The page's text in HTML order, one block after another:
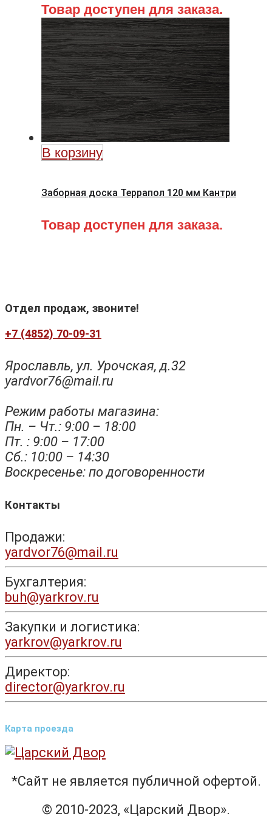
Товар доступен для заказа.
В корзину
Заборная доска Террапол 120 мм Кантри
Товар доступен для заказа.
Отдел продаж, звоните!
+7 (4852) 70-09-31
Ярославль, ул. Урочская, д.32
yardvor76@mail.ru
Режим работы магазина:
Пн. – Чт.: 9:00 – 18:00
Пт. : 9:00 – 17:00
Сб.: 10:00 – 14:30
Воскресенье: по договоренности
Контакты
Продажи:
yardvor76@mail.ru
Бухгалтерия:
buh@yarkrov.ru
Закупки и логистика:
yarkrov@yarkrov.ru
Директор:
director@yarkrov.ru
Карта проезда
*Сайт не является публичной офертой.
© 2010-2023, «Царский Двор».